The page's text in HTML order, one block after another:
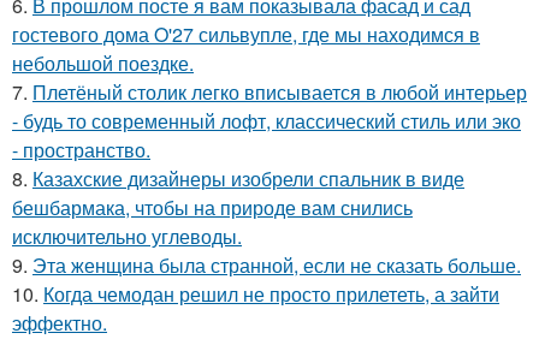
гостевого дома O'27 сильвупле, где мы находимся в
небольшой поездке.
7. Плетёный столик легко вписывается в любой интерьер
- будь то современный лофт, классический стиль или эко
- пространство.
8. Казахские дизайнеры изобрели спальник в виде
бешбармака, чтобы на природе вам снились
исключительно углеводы.
9. Эта женщина была странной, если не сказать больше.
10. Когда чемодан решил не просто прилететь, а зайти
эффектно.